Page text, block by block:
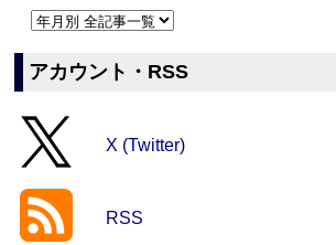
アカウント・RSS
X (Twitter)
RSS